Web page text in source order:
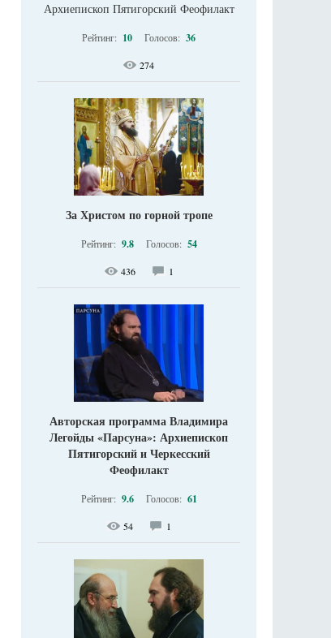
Архиепископ Пятигорский Феофилакт
Рейтинг: 10 Голосов: 36
274
За Христом по горной тропе
Рейтинг: 9.8 Голосов: 54
436 1
Авторская программа Владимира
Легойды «Парсуна»: Архиепископ
Пятигорский и Черкесский
Феофилакт
Рейтинг: 9.6 Голосов: 61
54 1